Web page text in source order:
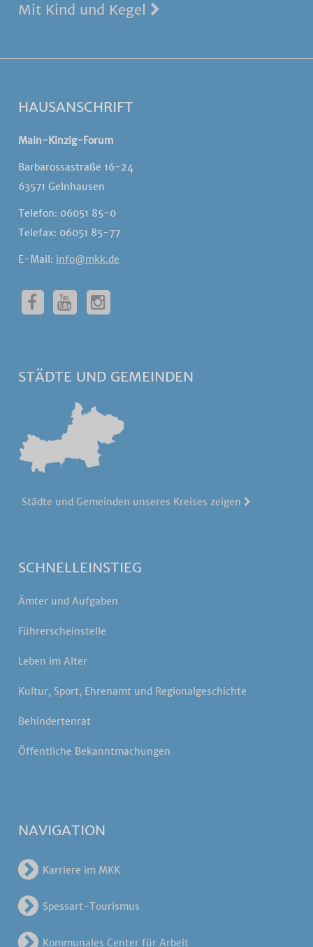
Mit Kind und Kegel
HAUSANSCHRIFT
Main-Kinzig-Forum
Barbarossastraße 16-24
63571 Gelnhausen
Telefon: 06051 85-0
Telefax: 06051 85-77
E-Mail: info@mkk.de
STÄDTE UND GEMEINDEN
Städte und Gemeinden unseres Kreises zeigen
SCHNELLEINSTIEG
Ämter und Aufgaben
Führerscheinstelle
Leben im Alter
Kultur, Sport, Ehrenamt und Regionalgeschichte
Behindertenrat
Öffentliche Bekanntmachungen
NAVIGATION
Karriere im MKK
Spessart-Tourismus
Kommunales Center für Arbeit